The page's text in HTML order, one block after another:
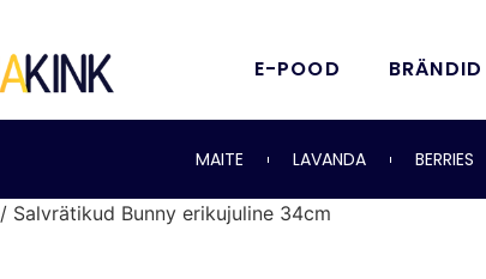
E-POOD BRÄNDID
MAITE LAVANDA BERRIES
/ Salvrätikud Bunny erikujuline 34cm